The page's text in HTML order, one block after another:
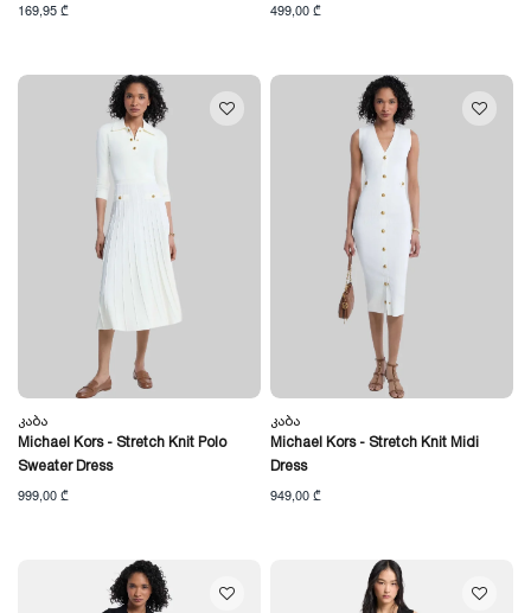
169,95 ₾ 499,00 ₾
Კაბა
Michael Kors - Stretch Knit Polo
Sweater Dress
999,00 ₾
Კაბა
Michael Kors - Stretch Knit Midi
Dress
949,00 ₾